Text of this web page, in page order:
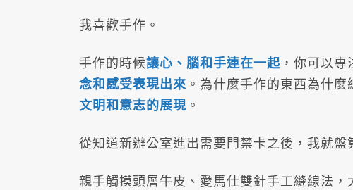
我喜歡手作。
手作的時候讓心、腦和手連在一起 ，你可以
念和感受表現出來 。為什麼手作的東西為什
文明和意志的展現 。
從知道新辦公室進出需要門禁卡之後，我就盤
親手觸摸頭層牛皮、愛馬仕雙針手工縫線法